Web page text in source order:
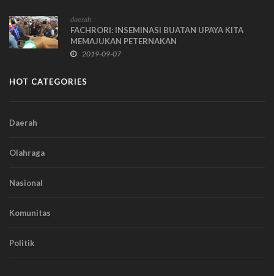
daerah
FACHRORI: INSEMINASI BUATAN UPAYA KITA
MEMAJUKAN PETERNAKAN
2019-09-07
HOT CATEGORIES
Daerah
Olahraga
Nasional
Komunitas
Politik